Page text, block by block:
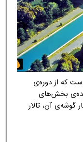
که از دوره‌ی
بخش‌های
گوشه‌ی آن، تالار